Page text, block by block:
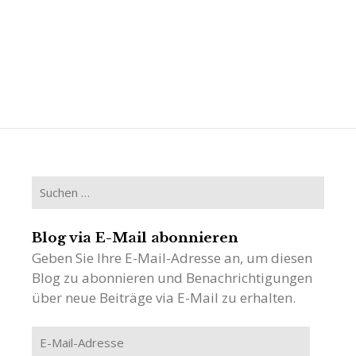
Suchen
nach:
Blog via E-Mail abonnieren
Geben Sie Ihre E-Mail-Adresse an, um diesen
Blog zu abonnieren und Benachrichtigungen
über neue Beiträge via E-Mail zu erhalten.
E-